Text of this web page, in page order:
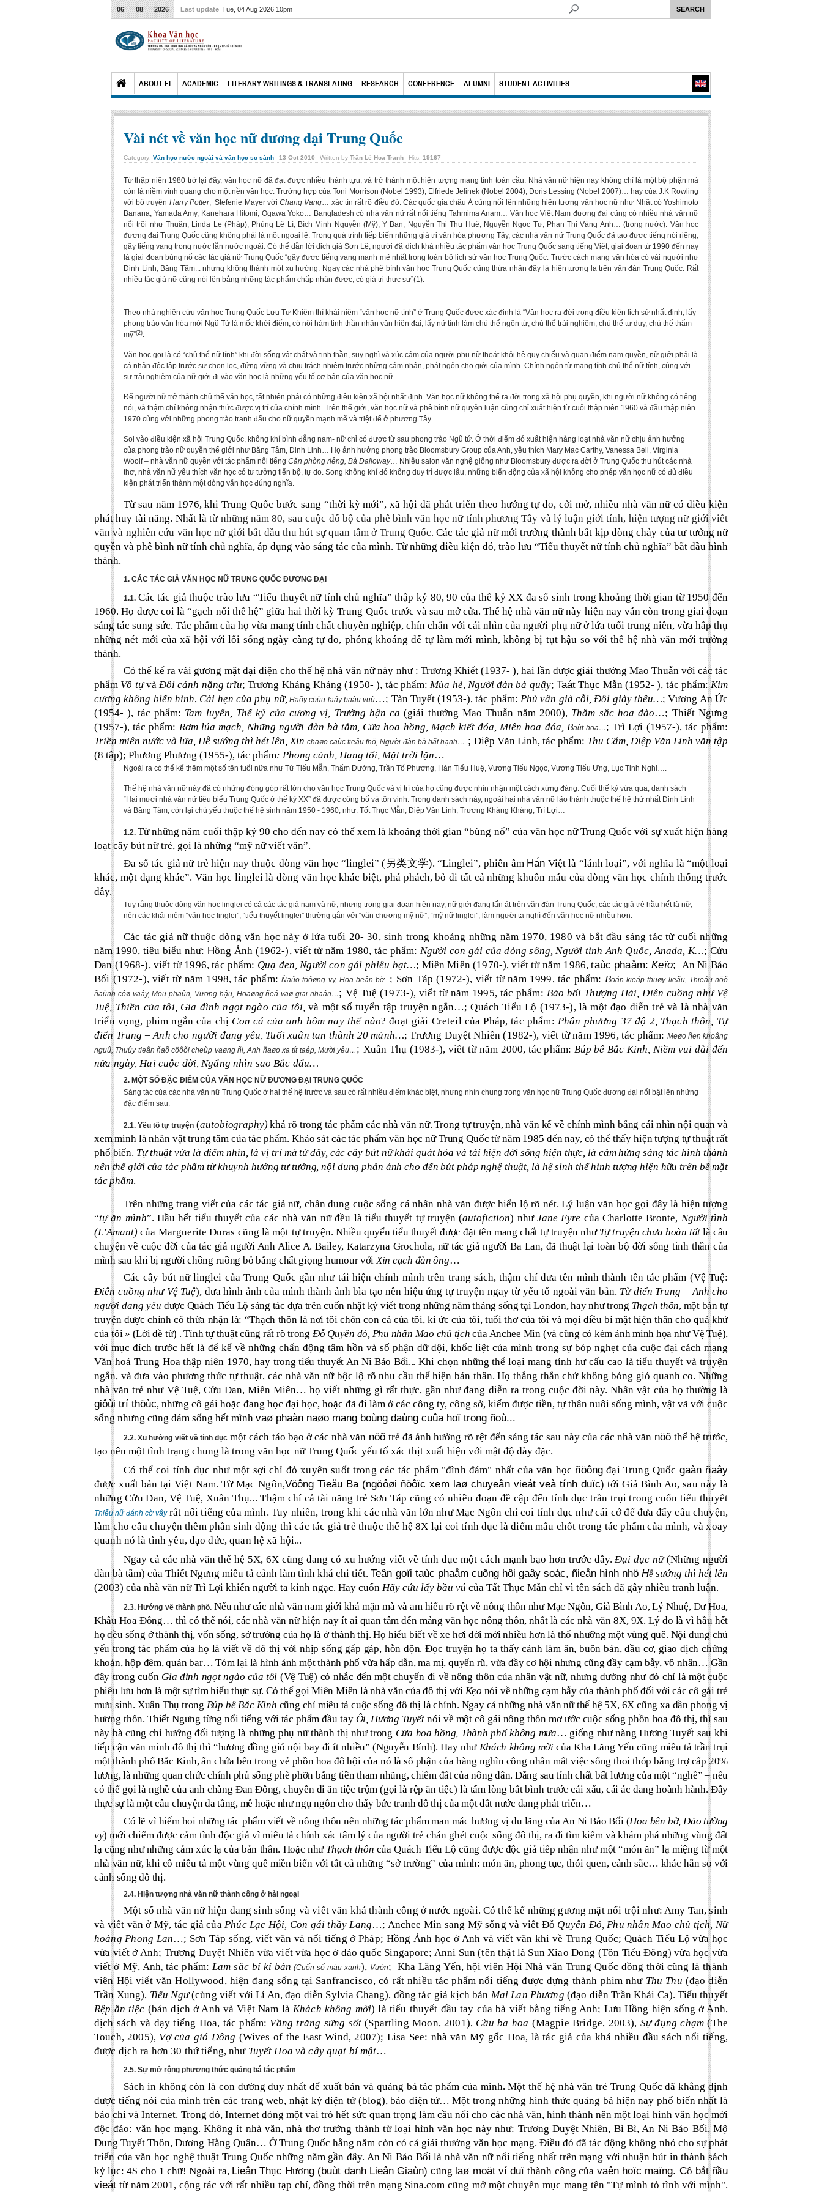
06 08 2026 Last update Tue, 04 Aug 2026 10pm
ABOUT FL ACADEMIC LITERARY WRITINGS & TRANSLATING RESEARCH CONFERENCE ALUMNI STUDENT ACTIVITIES
Vài nét về văn học nữ đương đại Trung Quốc
Category: Văn học nước ngoài và văn học so sánh 13 Oct 2010 Written by Trần Lê Hoa Tranh Hits: 19167
Từ thập niên 1980 trở lại đây, văn học nữ đã đạt được nhiều thành tựu, và trở thành một hiện tượng mang tính toàn cầu. Nhà văn nữ hiện nay không chỉ là một bộ phận mà
còn là niềm vinh quang cho một nền văn học. Trường hợp của Toni Morrison (Nobel 1993), Elfriede Jelinek (Nobel 2004), Doris Lessing (Nobel 2007)… hay của J.K Rowling
với bộ truyện Harry Potter, Stefenie Mayer vớiChạng Vạng… xác tín rất rõ điều đó. Các quốc gia châu Á cũng nổi lên những hiện tượng văn học nữ như Nhật có Yoshimoto
Banana, Yamada Amy, Kanehara Hitomi, Ogawa Yoko… Bangladesh có nhà văn nữ rất nổi tiếng Tahmima Anam… Văn học Việt Nam đương đại cũng có nhiều nhà văn nữ
nổi trội như Thuận, Linda Le (Pháp), Phùng Lệ Lí, Bích Minh Nguyễn (Mỹ), Y Ban, Nguyễn Thị Thu Huệ, Nguyễn Ngọc Tư, Phan Thị Vàng Anh… (trong nước). Văn học
đương đại Trung Quốc cũng không phải là một ngoại lệ. Trong quá trình tiếp biến những giá trị văn hóa phương Tây, các nhà văn nữ Trung Quốc đã tạo được tiếng nói riêng,
gây tiếng vang trong nước lẫn nước ngoài. Có thể dẫn lời dịch giả Sơn Lê, người đã dịch khá nhiều tác phẩm văn học Trung Quốc sang tiếng Việt, giai đoạn từ 1990 đến nay
là giai đoạn bùng nổ các tác giả nữ Trung Quốc “gây được tiếng vang mạnh mẽ nhất trong toàn bộ lịch sử văn học Trung Quốc. Trước cách mạng văn hóa có vài người như
Đinh Linh, Băng Tâm... nhưng không thành một xu hướng. Ngay các nhà phê bình văn học Trung Quốc cũng thừa nhận đây là hiện tượng lạ trên văn đàn Trung Quốc. Rất
nhiều tác giả nữ cũng nói lên bằng những tác phẩm chấp nhận được, có giá trị thực sự”(1).
Theo nhà nghiên cứu văn học Trung Quốc Lưu Tư Khiêm thì khái niệm “văn học nữ tính” ở Trung Quốc được xác định là “Văn học ra đời trong điều kiện lịch sử nhất định, lấy
phong trào văn hóa mới Ngũ Tứ là mốc khởi điểm, có nội hàm tinh thần nhân văn hiện đại, lấy nữ tính làm chủ thể ngôn từ, chủ thể trải nghiệm, chủ thể tư duy, chủ thể thẩm
mỹ”(2).
Văn học gọi là có “chủ thể nữ tính” khi đời sống vật chất và tinh thần, suy nghĩ và xúc cảm của người phụ nữ thoát khỏi hệ quy chiếu và quan điểm nam quyền, nữ giới phải là
cá nhân độc lập trước sự chọn lọc, đứng vững và chịu trách nhiệm trước những cảm nhận, phát ngôn cho giới của mình. Chính ngôn từ mang tính chủ thể nữ tính, cùng với
sự trải nghiệm của nữ giới đi vào văn học là những yếu tố cơ bản của văn học nữ.
Để người nữ trở thành chủ thể văn học, tất nhiên phải có những điều kiện xã hội nhất định. Văn học nữ không thể ra đời trong xã hội phụ quyền, khi người nữ không có tiếng
nói, và thậm chí không nhận thức được vị trí của chính mình. Trên thế giới, văn học nữ và phê bình nữ quyền luận cũng chỉ xuất hiện từ cuối thập niên 1960 và đầu thập niên
1970 cùng với những phong trào tranh đấu cho nữ quyền mạnh mẽ và triệt để ở phương Tây.
Soi vào điều kiện xã hội Trung Quốc, không khí bình đẳng nam- nữ chỉ có được từ sau phong trào Ngũ tứ. Ở thời điểm đó xuất hiện hàng loạt nhà văn nữ chịu ảnh hưởng
của phong trào nữ quyền thế giới như Băng Tâm, Đinh Linh… Họ ảnh hưởng phong trào Bloomsbury Group của Anh, yêu thích Mary Mac Carthy, Vanessa Bell, Virginia
Woolf – nhà văn nữ quyền với tác phẩm nổi tiếng Căn phòng riêng, Bà Dalloway… Nhiều salon văn nghệ giống như Bloomsbury được ra đời ở Trung Quốc thu hút các nhà
thơ, nhà văn nữ yêu thích văn học có tư tưởng tiến bộ, tự do. Song không khí đó không duy trì được lâu, những biến động của xã hội không cho phép văn học nữ có đủ điều
kiện phát triển thành một dòng văn học đúng nghĩa.
Từ sau năm 1976, khi Trung Quốc bước sang “thời kỳ mới”, xã hội đã phát triển theo hướng tự do, cởi mở, nhiều nhà văn nữ có điều kiện
phát huy tài năng. Nhất làtừ những năm 80, sau cuộc đổ bộ của phê bình văn học nữ tính phương Tây và lý luận giới tính, hiện tượng nữ giới viết
văn và nghiên cứu văn học nữ giới bắt đầu thu hút sự quan tâm ở Trung Quốc.Các tác giả nữ mới trưởng thành bắt kịp dòng chảy của tư tưởng nữ
quyền và phê bình nữ tính chủ nghĩa, áp dụng vào sáng tác của mình. Từ những điều kiện đó, trào lưu “Tiểu thuyết nữ tính chủ nghĩa” bắt đầu hình
thành.
1. CÁC TÁC GIẢ VĂN HỌC NỮ TRUNG QUỐC ĐƯƠNG ĐẠI
1.1. Các tác giả thuộc trào lưu “Tiểu thuyết nữ tính chủ nghĩa” thập kỷ 80, 90 của thế kỷ XX đa số sinh trong khoảng thời gian từ 1950 đến
1960. Họ được coi là “gạch nối thế hệ” giữa hai thời kỳ Trung Quốc trước và sau mở cửa. Thế hệ nhà văn nữ này hiện nay vẫn còn trong giai đoạn
sáng tác sung sức. Tác phẩm của họ vừa mang tính chất chuyên nghiệp, chín chắn với cái nhìn của người phụ nữ ở lứa tuổi trung niên, vừa hấp thụ
những nét mới của xã hội với lối sống ngày càng tự do, phóng khoáng để tự làm mới mình, không bị tụt hậu so với thế hệ nhà văn mới trưởng
thành.
Có thể kể ra vài gương mặt đại diện cho thế hệ nhà văn nữ này như : Trương Khiết (1937- ), hai lần được giải thưởng Mao Thuẫn với các tác
phẩm Vô tựvàĐôi cánh nặng trĩu; Trương Kháng Kháng (1950- ), tác phẩm:Mùa hè, Người đàn bà quậy;Taát Thục Mẫn (1952- ), tác phẩm:Kim
cương không biến hình, Cái hẹn của phụ nữ, Haõy cöùu laáy baàu vuù…; Tàn Tuyết (1953-), tác phẩm:Phù vân già cỗi, Đôi giày thêu…; Vương An Ức
(1954- ), tác phẩm: Tam luyến, Thế kỷ của cương vị, Trường hận ca (giải thưởng Mao Thuẫn năm 2000), Thắm sắc hoa đào…; Thiết Ngưng
(1957-), tác phẩm: Rơm lúa mạch, Những người đàn bà tắm, Cửa hoa hồng, Mạch kiết đóa, Miên hoa đóa, Baùt hoa… ;Trì Lợi (1957-), tác phẩm:
Triền miên nước và lửa, Hễ sướng thì hét lên, Xinchaøo caùc tieåu thö, Người đàn bà bất hạnh… ; Diệp Văn Linh, tác phẩm: Thu Cẩm, Diệp Văn Linh văn tập
(8 tập); Phương Phương (1955-), tác phẩm: Phong cảnh, Hang tối, Mặt trời lặn…
Ngoài ra có thể kể thêm một số tên tuổi nữa như Từ Tiểu Mẫn, Thẩm Đường, Trần Tố Phương, Hàn Tiểu Huệ, Vương Tiểu Ngọc, Vương Tiểu Ưng, Lục Tinh Nghi….
Thế hệ nhà văn nữ này đã có những đóng góp rất lớn cho văn học Trung Quốc và vị trí của họ cũng được nhìn nhận một cách xứng đáng. Cuối thế kỷ vừa qua, danh sách
“Hai mươi nhà văn nữ tiêu biểu Trung Quốc ở thế kỷ XX” đã được công bố và tôn vinh. Trong danh sách này, ngoài hai nhà văn nữ lão thành thuộc thế hệ thứ nhất Đinh Linh
và Băng Tâm, còn lại chủ yếu thuộc thế hệ sinh năm 1950 - 1960, như: Tốt Thục Mẫn, Diệp Văn Linh, Trương Kháng Kháng, Trì Lợi…
1.2.Từ những năm cuối thập kỷ 90 cho đến nay có thể xem là khoảng thời gian “bùng nổ” của văn học nữ Trung Quốc với sự xuất hiện hàng
loạt cây bút nữ trẻ, gọi là những “mỹ nữ viết văn”.
Đa số tác giả nữ trẻ hiện nay thuộc dòng văn học “linglei” ( 另类文学). “Linglei”, phiên âm Han Việt là “lánh loại”, với nghĩa là “một loại
khác, một dạng khác”. Văn học linglei là dòng văn học khác biệt, phá phách, bỏ đi tất cả những khuôn mẫu của dòng văn học chính thống trước
đây.
Tuy rằng thuộc dòng văn học linglei có cả các tác giả nam và nữ, nhưng trong giai đoạn hiện nay, nữ giới đang lấn át trên văn đàn Trung Quốc, các tác giả trẻ hầu hết là nữ,
nên các khái niệm “văn học linglei”, “tiểu thuyết linglei” thường gắn với “văn chương mỹ nữ”, “mỹ nữ linglei”, làm người ta nghĩ đến văn học nữ nhiều hơn.
Các tác giả nữ thuộc dòng văn học này ở lứa tuổi 20- 30, sinh trong khoảng những năm 1970, 1980 và bắt đầu sáng tác từ cuối những
năm 1990, tiêu biểu như: Hồng Ảnh (1962-), viết từ năm 1980, tác phẩm: Người con gái của dòng sông, Người tình Anh Quốc, Anada, K…; Cửu
Đan (1968-), viết từ 1996, tác phẩm: Quạ đen, Người con gái phiêu bạt…; Miên Miên (1970-), viết từ năm 1986, taùc phaåm:Keïo;
An Ni Bảo
Bối (1972-), viết từ năm 1998, tác phẩm:Ñaûo töôøng vy, Hoa beân bờ... ; Sơn Táp (1972-), viết từ năm 1999, tác phẩm: Boán kieáp thuøy lieãu, Thieáu nöõ
ñaùnh côø vaây, Möu phaûn, Vương hậu, Hoaøng ñeá vaø giai nhaân… ; Vệ Tuệ (1973-), viết từ năm 1995, tác phẩm: Bảo bối Thượng Hải, Điên cuồng như Vệ
Tuệ, Thiền của tôi, Gia đình ngọt ngào của tôi, và một số tuyển tập truyện ngắn…; Quách Tiểu Lộ (1973-), là một đạo diễn trẻ và là nhà văn
triển vọng, phim ngắn của chị Con cá của anh hôm nay thế nào? đoạt giải Creteil của Pháp, tác phẩm: Phân phương 37 độ 2, Thạch thôn, Tự
điển Trung – Anh cho người đang yêu, Tuổi xuân tan thành 20 mảnh…; Trương Duyệt Nhiên (1982-), viết từ năm 1996, tác phẩm: Meøo ñen khoâng
nguû, Thuûy tieân ñaõ cöôõi cheùp vaøng ñi, Anh ñaøo xa tít taép, Mười yêu… ; Xuân Thụ (1983-), viết từ năm 2000, tác phẩm: Búp bê Bắc Kinh, Niềm vui dài đến
nửa ngày, Hai cuộc đời, Ngẩng nhìn sao Bắc đẩu…
2. MỘT SỐ ĐẶC ĐIỂM CỦA VĂN HỌC NỮ ĐƯƠNG ĐẠI TRUNG QUỐC
Sáng tác của các nhà văn nữ Trung Quốc ở hai thế hệ trước và sau có rất nhiều điểm khác biệt, nhưng nhìn chung trong văn học nữ Trung Quốc đương đại nổi bật lên những
đặc điểm sau:
2.1. Yếu tố tự truyện (autobiography)khá rõ trong tác phẩm các nhà văn nữ. Trong tự truyện, nhà văn kể về chính mình bằng cái nhìn nội quan và
xem mình là nhân vật trung tâm của tác phẩm. Khảo sát các tác phẩm văn học nữ Trung Quốc từ năm 1985 đến nay, có thể thấy hiện tượng tự thuật rất
phổ biến. Tự thuật vừa là điểm nhìn, là vị trí mà từ đấy, các cây bút nữ khái quát hóa và tái hiện đời sống hiện thực, là cảm hứng sáng tác hình thành
nên thế giới của tác phẩm từ khuynh hướng tư tưởng, nội dung phản ánh cho đến bút pháp nghệ thuật, là hệ sinh thể hình tượng hiện hữu trên bề mặt
tác phẩm.
Trên những trang viết của các tác giả nữ, chân dung cuộc sống cá nhân nhà văn được hiển lộ rõ nét. Lý luận văn học gọi đây là hiện tượng
“tự ăn mình”. Hầu hết tiểu thuyết của các nhà văn nữ đều là tiểu thuyết tự truyện (autofiction) như Jane Eyre của Charlotte Bronte, Người tình
(L’Amant) của Marguerite Duras cũng là một tự truyện. Nhiều quyển tiểu thuyết được đặt tên mang chất tự truyện như Tự truyện chưa hoàn tất là câu
chuyện về cuộc đời của tác giả người Anh Alice A. Bailey, Katarzyna Grochola, nữ tác giả người Ba Lan, đã thuật lại toàn bộ đời sống tinh thần của
mình sau khi bị người chồng ruồng bỏ bằng chất giọng humour vớiXin cạch đàn ông…
Các cây bút nữ linglei của Trung Quốc gần như tái hiện chính mình trên trang sách, thậm chí đưa tên mình thành tên tác phẩm (Vệ Tuệ:
Điên cuồng như Vệ Tuệ), đưa hình ảnh của mình thành ảnh bìa tạo nên hiệu ứng tự truyện ngay từ yếu tố ngoài văn bản. Từ điển Trung – Anh cho
người đang yêu được Quách Tiểu Lộ sáng tác dựa trên cuốn nhật ký viết trong những năm tháng sống tại London, hay như trong Thạch thôn, một bán tự
truyện được chính cô thừa nhận là: “Thạch thôn là nơi tôi chôn con cá của tôi, kí ức của tôi, tuổi thơ của tôi và mọi điều bí mật hiện thân cho quá khứ
của tôi » (Lời đề từ) . Tính tự thuật cũng rất rõ trong Đỗ Quyên đỏ, Phu nhân Mao chủ tịchcủa Anchee Min (và cũng có kèm ảnh minh họa như Vệ Tuệ),
với mục đích trước hết là để kể về những chấn động tâm hồn và số phận dữ dội, khốc liệt của mình trong sự bóp nghẹt của cuộc đại cách mạng
Văn hoá Trung Hoa thập niên 1970, hay trong tiểu thuyết An Ni Bảo Bối... Khi chọn những thể loại mang tính hư cấu cao là tiểu thuyết và truyện
ngắn, và đưa vào phương thức tự thuật, các nhà văn nữ bộc lộ rõ nhu cầu thể hiện bản thân.Họ thẳng thắn chứ không bóng gió quanh co. Những
nhà văn trẻ như Vệ Tuệ, Cửu Đan, Miên Miên… họ viết những gì rất thực, gần như đang diễn ra trong cuộc đời này. Nhân vật của họ thường là
giôùi trí thöùc, những cô gái hoặc đang học đại học, hoặc đã đi làm ở các công ty, công sở, kiếm được tiền, tự thân nuôi sống mình, vật vã với cuộc
sống nhưng cũng dám sống hết mình vaø phaàn naøo mang boùng daùng cuûa hoï trong ñoù...
2.2. Xu hướng viết về tính dục một cách táo bạo ở các nhà văn nöõ trẻ đã ảnh hưởng rõ rệt đến sáng tác sau này của các nhà văn nöõ thế hệ trước,
tạo nên một tình trạng chung là trong văn học nữ Trung Quốc yếu tố xác thịt xuất hiện với mật độ dày đặc.
Có thể coi tính dục như một sợi chỉ đỏ xuyên suốt trong các tác phẩm "đình đám" nhất của văn học ñöông đại Trung Quốc gaàn ñaây
được xuất bản tại Việt Nam. Từ Mạc Ngôn,Vöông Tieåu Ba (ngöôøi ñöôïc xem laø chuyeân vieát veà tính duïc) tới Giả Bình Ao, sau này là
những Cửu Đan, Vệ Tuệ, Xuân Thụ... Thậm chí cả tài năng trẻ Sơn Táp cũng có nhiều đoạn đề cập đến tính dục trần trụi trong cuốn tiểu thuyết
Thiếu nữ đánh cờ vây rất nổi tiếng của mình. Tuy nhiên, trong khi các nhà văn lớn như Mạc Ngôn chỉ coi tính dục như cái cớ để đưa đẩy câu chuyện,
làm cho câu chuyện thêm phần sinh động thì các tác giả trẻ thuộc thế hệ 8X lại coi tính dục là điểm mấu chốt trong tác phẩm của mình, và xoay
quanh nó là tình yêu, đạo đức, quan hệ xã hội...
Ngay cả các nhà văn thế hệ 5X, 6X cũng đang có xu hướng viết về tính dục một cách mạnh bạo hơn trước đây.Đại dục nữ(Những người
đàn bà tắm) của Thiết Ngưng miêu tả cảnh làm tình khá chi tiết.Teân goïi taùc phaåm cuõng hôi gaây soác, ñieån hình nhö Hễ sướng thì hét lên
(2003) của nhà văn nữ Trì Lợi khiến người ta kinh ngạc. Hay cuốn Hãy cứu lấy bầu vú của Tất Thục Mẫn chỉ vì tên sách đã gây nhiều tranh luận.
2.3. Hướng về thành phố. Nếu như các nhà văn nam giới khá mặn mà và am hiểu rõ rệt về nông thôn như Mạc Ngôn, Giả Bình Ao, Lý Nhuệ, Dư Hoa,
Khâu Hoa Đông… thì có thể nói, các nhà văn nữ hiện nay ít ai quan tâm đến mảng văn học nông thôn, nhất là các nhà văn 8X, 9X. Lý do là vì hầu hết
họ đều sống ở thành thị, vốn sống, sở trường của họ là ở thành thị. Họ hiểu biết về xe hơi đời mới nhiều hơn là thổ nhưỡng một vùng quê. Nội dung chủ
yếu trong tác phẩm của họ là viết về đô thị với nhịp sống gấp gáp, hỗn độn. Đọc truyện họ ta thấy cảnh làm ăn, buôn bán, đầu cơ, giao dịch chứng
khoán, hộp đêm, quán bar… Tóm lại là hình ảnh một thành phố vừa hấp dẫn, ma mị, quyến rũ, vừa đầy cơ hội nhưng cũng đầy cạm bẫy, vô nhân… Gần
đây trong cuốn Gia đình ngọt ngào của tôi (Vệ Tuệ) có nhắc đến một chuyến đi về nông thôn của nhân vật nữ, nhưng dường như đó chỉ là một cuộc
phiêu lưu hơn là một sự tìm hiểu thực sự. Có thể gọi Miên Miên là nhà văn của đô thị với Kẹo nói về những cạm bẫy của thành phố đối với các cô gái trẻ
mưu sinh. Xuân Thụ trong Búp bê Bắc Kinh cũng chỉ miêu tả cuộc sống đô thị là chính. Ngay cả những nhà văn nữ thế hệ 5X, 6X cũng xa dần phong vị
hương thôn. Thiết Ngưng từng nổi tiếng với tác phẩm đầu tay Ôi, Hương Tuyếtnói về một cô gái nông thôn mơ ước cuộc sống phồn hoa đô thị, thì sau
này bà cũng chỉ hướng đối tượng là những phụ nữ thành thị như trong Cửa hoa hồng, Thành phố không mưa… giống như nàng Hương Tuyết sau khi
tiếp cận văn minh đô thị thì “hương đồng gió nội bay đi ít nhiều” (Nguyễn Bính). Hay như Khách không mời của Kha Lăng Yến cũng miêu tả trần trụi
một thành phố Bắc Kinh, ẩn chứa bên trong vẻ phồn hoa đô hội của nó là số phận của hàng nghìn công nhân mất việc sống thoi thóp bằng trợ cấp 20%
lương, là những quan chức chính phủ sống phè phỡn bằng tiền tham nhũng, chiếm đất của nông dân. Đằng sau tính chất bất lương của một “nghề” – nếu
có thể gọi là nghề của anh chàng Đan Đông, chuyên đi ăn tiệc trộm (gọi là rệp ăn tiệc) là tấm lòng bất bình trước cái xấu, cái ác đang hoành hành. Đây
thực sự là một câu chuyện đa tầng, mê hoặc như ngụ ngôn cho thấy bức tranh đô thị của một đất nước đang phát triển…
Có lẽ vì hiếm hoi những tác phẩm viết về nông thôn nên những tác phẩm man mác hương vị du lãng của An Ni Bảo Bối (Hoa bên bờ, Đảo tường
vy) mới chiếm được cảm tình độc giả vì miêu tả chính xác tâm lý của người trẻ chán ghét cuộc sống đô thị, ra đi tìm kiếm và khám phá những vùng đất
lạ cũng như những cảm xúc lạ của bản thân. Hoặc như Thạch thôn của Quách Tiểu Lộ cũng được độc giả tiếp nhận như một “món ăn” lạ miệng từ một
nhà văn nữ, khi cô miêu tả một vùng quê miền biển với tất cả những “sở trường” của mình: món ăn, phong tục, thói quen, cảnh sắc… khác hẳn so với
cảnh sống đô thị.
2.4. Hiện tượng nhà văn nữ thành công ở hải ngoại
Một số nhà văn nữ hiện đang sinh sống và viết văn khá thành công ở nước ngoài. Có thể kể những gương mặt nổi trội như: Amy Tan, sinh
và viết văn ở Mỹ, tác giả củaPhúc Lạc Hội, Con gái thầy Lang…; Anchee Min sang Mỹ sống và viết Đỗ Quyên Đỏ, Phu nhân Mao chủ tịch, Nữ
hoàng Phong Lan…; Sơn Táp sống, viết văn và nổi tiếng ở Pháp; Hồng Ảnh học ở Anh và viết văn khi về Trung Quốc; Quách Tiểu Lộ vừa học
vừa viết ở Anh; Trương Duyệt Nhiên vừa viết vừa học ở đảo quốc Singapore; Anni Sun (tên thật là Sun Xiao Dong (Tôn Tiếu Đông) vừa học vừa
viết ở Mỹ, Anh, tác phẩm:Lam sắc bỉ kí bản (Cuốn sổ màu xanh), Vườn; Kha Lăng Yến, hội viên Hội Nhà văn Trung Quốc đồng thời cũng là thành
viên Hội viết văn Hollywood, hiện đang sống tại Sanfrancisco, có rất nhiều tác phẩm nổi tiếng được dựng thành phim như Thu Thu (đạo diễn
Trần Xung), Tiểu Ngư(cùng viết với Lí An, đạo diễn Sylvia Chang), đồng tác giả kịch bản Mai Lan Phương (đạo diễn Trần Khải Ca). Tiểu thuyết
Rệp ăn tiệc (bản dịch ở Anh và Việt Nam làKhách không mời) là tiểu thuyết đầu tay của bà viết bằng tiếng Anh; Lưu Hồng hiện sống ở Anh,
dịch sách và dạy tiếng Hoa, tác phẩm: Vầng trăng sửng sốt(Spartling Moon, 2001), Cầu ba hoa (Magpie Bridge, 2003), Sự đụng chạm (The
Touch, 2005), Vợ của gió Đông (Wives of the East Wind, 2007); Lisa See: nhà văn Mỹ gốc Hoa, là tác giả của khá nhiều đầu sách nổi tiếng,
được dịch ra hơn 30 thứ tiếng, như Tuyết Hoa và cây quạt bí mật…
2.5. Sự mở rộng phương thức quảng bá tác phẩm
Sách in không còn là con đường duy nhất để xuất bản và quảng bá tác phẩm của mình.Một thế hệ nhà văn trẻ Trung Quốc đã khẳng định
được tiếng nói của mình trên các trang web, nhật ký điện tử (blog), báo điện tử… Một trong những hình thức quảng bá hiện nay phổ biến nhất là
báo chí và Internet. Trong đó, Internet đóng một vai trò hết sức quan trọng làm cầu nối cho các nhà văn, hình thành nên một loại hình văn học mới
độc đáo: văn học mạng. Không ít nhà văn, nhà thơ trưởng thành từ loại hình văn học này như: Trương Duyệt Nhiên, Bì Bì, An Ni Bảo Bối, Mộ
Dung Tuyết Thôn, Dương Hằng Quân… Ở Trung Quốc hằng năm còn có cả giải thưởng văn học mạng. Điều đó đã tác động không nhỏ cho sự phát
triển của văn học nghệ thuật Trung Quốc những năm gần đây. An Ni Bảo Bối là nhà văn nữ nổi tiếng nhất trên mạng với nhuận bút in thành sách
kỷ lục: 4$ cho 1 chữ! Ngoài ra, Lieân Thục Hương (buùt danh Lieân Giaùn) cũng laø moät ví duïthành công của vaên hoïc maïng. Cô bắt ñầu
vieát từ năm 2001, cộng tác với rất nhiều tạp chí, đồng thời trên mạng Sina.com cũng mở một chuyên mục mang tên "Tự mình tỏ tình với mình".